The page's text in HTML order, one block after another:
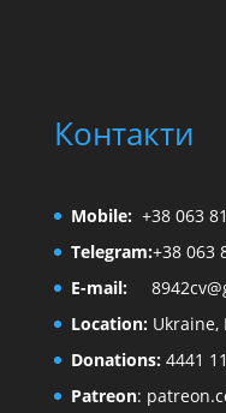
Контакти
Mobile: +38 063
Telegram:+38 063
E-mail:
Location:Ukraine,
Donations:4441
Patreon: